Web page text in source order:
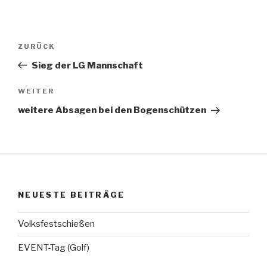
Beitragsnavigation
Vorheriger
Beitrag
ZURÜCK
Sieg der LG Mannschaft
Nächster
Beitrag
WEITER
weitere Absagen bei den Bogenschützen
NEUESTE BEITRÄGE
Volksfestschießen
EVENT-Tag (Golf)